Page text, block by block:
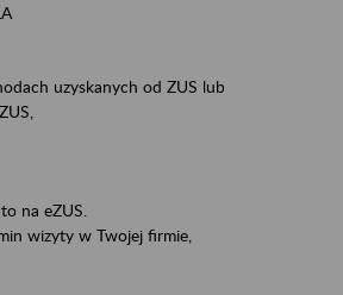
uzyskanych od ZUS lub
na eZUS.
wizyty w Twojej firmie,